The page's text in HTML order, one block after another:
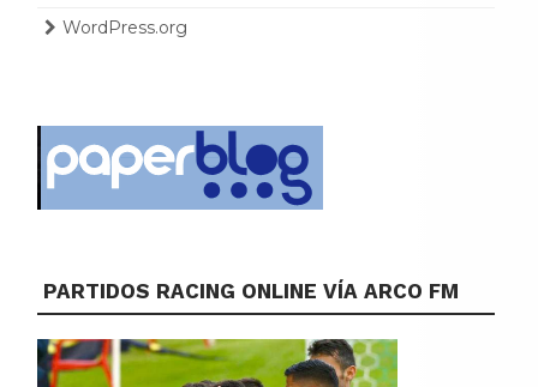
WordPress.org
PARTIDOS RACING ONLINE VÍA ARCO FM